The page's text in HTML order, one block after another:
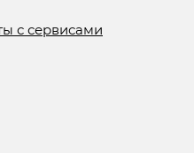
с сервисами